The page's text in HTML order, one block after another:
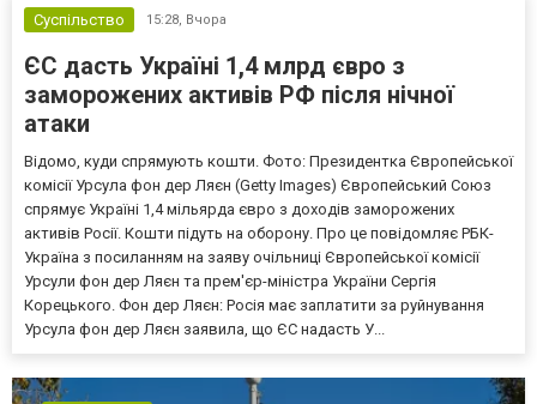
Суспільство 15:28, Вчора
ЄС дасть Україні 1,4 млрд євро з
заморожених активів РФ після нічної
атаки
Відомо, куди спрямують кошти. Фото: Президентка Європейської
комісії Урсула фон дер Ляєн (Getty Images) Європейський Союз
спрямує Україні 1,4 мільярда євро з доходів заморожених
активів Росії. Кошти підуть на оборону. Про це повідомляє РБК-
Україна з посиланням на заяву очільниці Європейської комісії
Урсули фон дер Ляєн та прем'єр-міністра України Сергія
Корецького. Фон дер Ляєн: Росія має заплатити за руйнування
Урсула фон дер Ляєн заявила, що ЄС надасть У...